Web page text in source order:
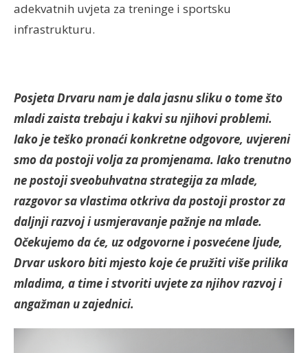
adekvatnih uvjeta za treninge i sportsku
infrastrukturu.
Posjeta Drvaru nam je dala jasnu sliku o tome što
mladi zaista trebaju i kakvi su njihovi problemi.
Iako je teško pronaći konkretne odgovore, uvjereni
smo da postoji volja za promjenama. Iako trenutno
ne postoji sveobuhvatna strategija za mlade,
razgovor sa vlastima otkriva da postoji prostor za
daljnji razvoj i usmjeravanje pažnje na mlade.
Očekujemo da će, uz odgovorne i posvećene ljude,
Drvar uskoro biti mjesto koje će pružiti više prilika
mladima, a time i stvoriti uvjete za njihov razvoj i
angažman u zajednici.